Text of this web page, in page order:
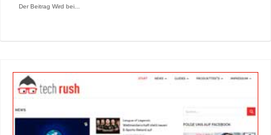
Der Beitrag Wird bei...